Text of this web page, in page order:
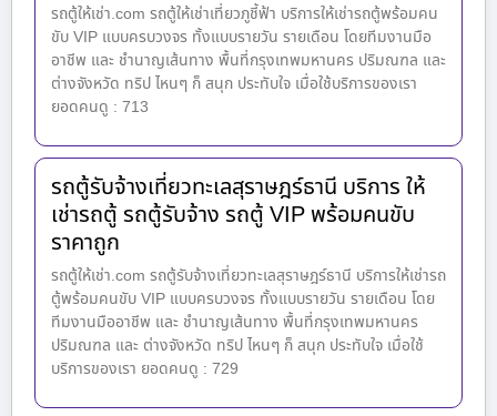
รถตู้ให้เช่า.com รถตู้ให้เช่าเที่ยวภูชี้ฟ้า บริการให้เช่ารถตู้พร้อมคน
ขับ VIP แบบครบวงจร ทั้งแบบรายวัน รายเดือน โดยทีมงานมือ
อาชีพ และ ชำนาญเส้นทาง พื้นที่กรุงเทพมหานคร ปริมณฑล และ
ต่างจังหวัด ทริป ไหนๆ ก็ สนุก ประทับใจ เมื่อใช้บริการของเรา
ยอดคนดู : 713
รถตู้รับจ้างเที่ยวทะเลสุราษฎร์ธานี บริการ ให้
เช่ารถตู้ รถตู้รับจ้าง รถตู้ VIP พร้อมคนขับ
ราคาถูก
รถตู้ให้เช่า.com รถตู้รับจ้างเที่ยวทะเลสุราษฎร์ธานี บริการให้เช่ารถ
ตู้พร้อมคนขับ VIP แบบครบวงจร ทั้งแบบรายวัน รายเดือน โดย
ทีมงานมืออาชีพ และ ชำนาญเส้นทาง พื้นที่กรุงเทพมหานคร
ปริมณฑล และ ต่างจังหวัด ทริป ไหนๆ ก็ สนุก ประทับใจ เมื่อใช้
บริการของเรา ยอดคนดู : 729